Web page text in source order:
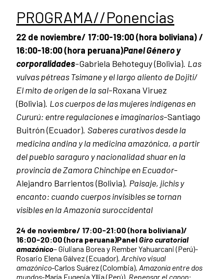
PROGRAMA//Ponencias
22 de noviembre/ 17:00-19:00 (hora boliviana) /
16:00-18:00 (hora peruana)Panel Género y
corporalidades-Gabriela Behoteguy (Bolivia). Las
vulvas pétreas Tsimane y el largo aliento de Dojiti/
El mito de origen de la sal-Roxana Viruez
(Bolivia). Los cuerpos de las mujeres indígenas en
Cururú: entre regulaciones e imaginarios-Santiago
Buitrón (Ecuador). Saberes curativos desde la
medicina andina y la medicina amazónica, a partir
del pueblo saraguro y nacionalidad shuar en la
provincia de Zamora Chinchipe en Ecuador-
Alejandro Barrientos (Bolivia). Paisaje, jichis y
encanto: cuando cuerpos invisibles se tornan
visibles en la Amazonía suroccidental
24 de noviembre/ 17:00-21:00 (hora boliviana)/
16:00-20:00 (hora peruana)PanelGiro curatorial
amazónico– Giuliana Borea y Rember Yahuarcani (Perú)-
Rosario Elena Gálvez (Ecuador). Archivo visual
amazónico-Carlos Suárez (Colombia). Amazonía entre dos
mundos-María Eugenia Yllia (Perú). Repensar el canon: